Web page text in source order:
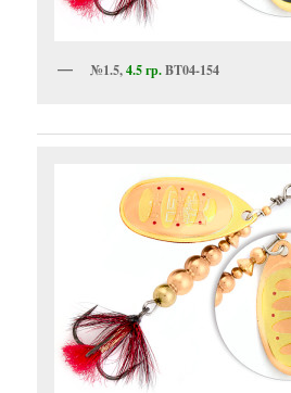
№1.5,4.5 гр.BT04-154